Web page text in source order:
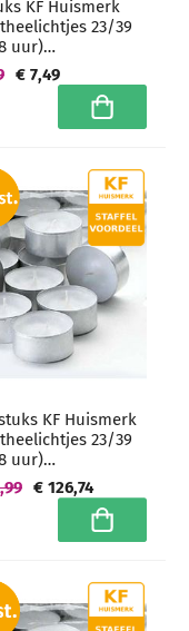
KF Huismerk
23/39
uur)
horeca
€ 7,49
In
KF Huismerk
23/39
uur)
horeca
-
€ 126,74
In